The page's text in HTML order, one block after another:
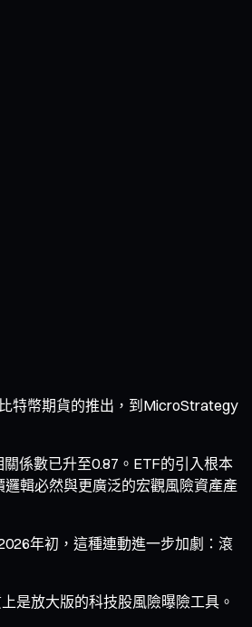
特幣期貨的推出，到MicroStrategy
係數已升至0.87。ETF的引入根本
輯必然與更廣泛的宏觀風險資產產
年初，這種連動進一步加劇：滾
是放大版的科技股風險曝險工具。